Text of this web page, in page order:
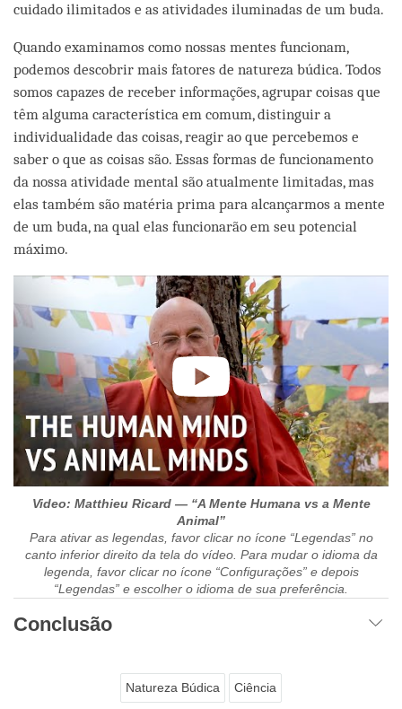
cuidado ilimitados e as atividades iluminadas de um buda.
Quando examinamos como nossas mentes funcionam,
podemos descobrir mais fatores de natureza búdica. Todos
somos capazes de receber informações, agrupar coisas que
têm alguma característica em comum, distinguir a
individualidade das coisas, reagir ao que percebemos e
saber o que as coisas são. Essas formas de funcionamento
da nossa atividade mental são atualmente limitadas, mas
elas também são matéria prima para alcançarmos a mente
de um buda, na qual elas funcionarão em seu potencial
máximo.
Video: Matthieu Ricard — “A Mente Humana vs a Mente
Animal”
Para ativar as legendas, favor clicar no ícone “Legendas” no
canto inferior direito da tela do vídeo. Para mudar o idioma da
legenda, favor clicar no ícone “Configurações” e depois
“Legendas” e escolher o idioma de sua preferência.
Conclusão
Natureza Búdica Ciência